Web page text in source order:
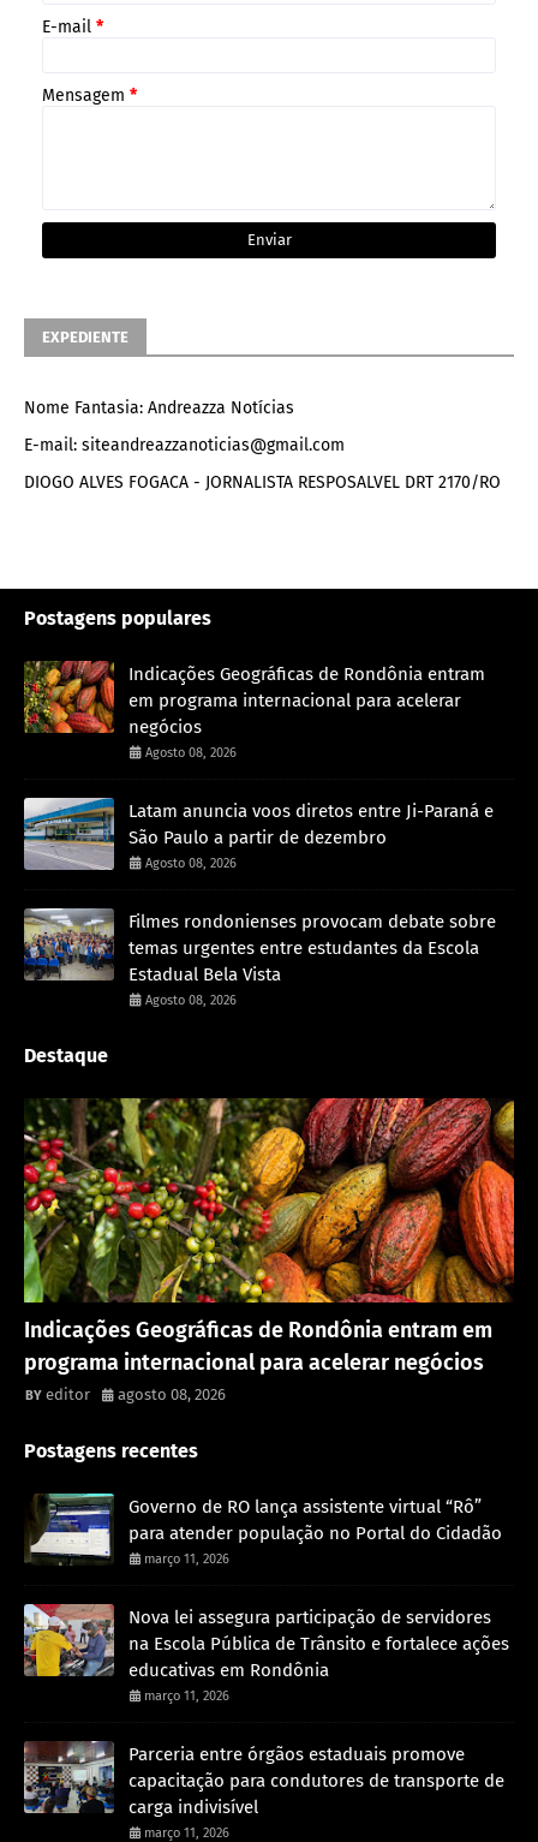
E-mail *
Mensagem *
EXPEDIENTE
Nome Fantasia: Andreazza Notícias
E-mail: siteandreazzanoticias@gmail.com
DIOGO ALVES FOGACA - JORNALISTA RESPOSALVEL DRT 2170/RO
Postagens populares
Indicações Geográficas de Rondônia entram
em programa internacional para acelerar
negócios
Agosto 08, 2026
Latam anuncia voos diretos entre Ji-Paraná e
São Paulo a partir de dezembro
Agosto 08, 2026
Filmes rondonienses provocam debate sobre
temas urgentes entre estudantes da Escola
Estadual Bela Vista
Agosto 08, 2026
Destaque
Indicações Geográficas de Rondônia entram em
programa internacional para acelerar negócios
editor agosto 08, 2026
Postagens recentes
Governo de RO lança assistente virtual “Rô”
para atender população no Portal do Cidadão
março 11, 2026
Nova lei assegura participação de servidores
na Escola Pública de Trânsito e fortalece ações
educativas em Rondônia
março 11, 2026
Parceria entre órgãos estaduais promove
capacitação para condutores de transporte de
carga indivisível
março 11, 2026